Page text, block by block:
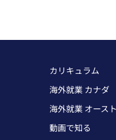
カリキュラム
海外就業 カナダ
海外就業 オース
動画で知る